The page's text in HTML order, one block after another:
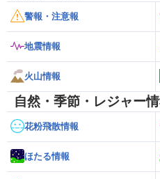
警報・注意報
地震情報
火山情報
自然・季節・レジャー
花粉飛散情報
ほたる情報